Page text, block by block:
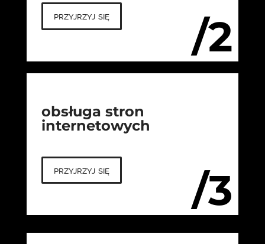
/2
przyjrzyj się
/3
obsługa stron
internetowych
przyjrzyj się